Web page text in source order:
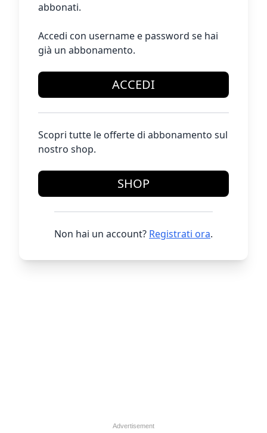
abbonati.
Accedi con username e password se hai
già un abbonamento.
ACCEDI
Scopri tutte le offerte di abbonamento sul
nostro shop.
SHOP
Non hai un account? Registrati ora.